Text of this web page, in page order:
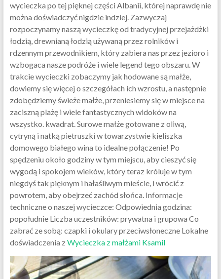
wycieczka po tej pięknej części Albanii, której naprawdę nie
można doświadczyć nigdzie indziej. Zazwyczaj
rozpoczynamy naszą wycieczkę od tradycyjnej przejażdżki
łodzią, drewnianą łodzią używaną przez rolników i
rdzennym przewodnikiem, który zabiera nas przez jezioro i
wzbogaca nasze podróże i wiele legend tego obszaru. W
trakcie wycieczki zobaczymy jak hodowane są małże,
dowiemy się więcej o szczegółach ich wzrostu, a następnie
zdobędziemy świeże małże, przeniesiemy się w miejsce na
zaciszną plażę i wiele fantastycznych widoków na
wszystko. kwadrat. Surowe małże gotowane z oliwą,
cytryną i natką pietruszki w towarzystwie kieliszka
domowego białego wina to idealne połączenie! Po
spędzeniu około godziny w tym miejscu, aby cieszyć się
wygodą i spokojem wieków, który teraz króluje w tym
niegdyś tak pięknym i hałaśliwym mieście, i wrócić z
powrotem, aby obejrzeć zachód słońca. Informacje
techniczne o naszej wycieczce: Odpowiednia godzina:
popołudnie Liczba uczestników: prywatna i grupowa Co
zabrać ze sobą: czapki i okulary przeciwsłoneczne Lokalne
doświadczenia zWycieczka z małżami Ksamil